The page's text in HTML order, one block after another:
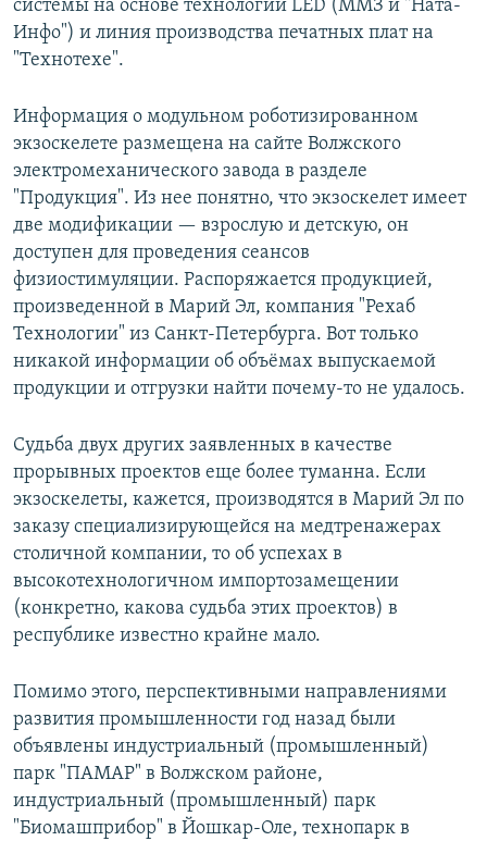
системы на основе технологий LED (ММЗ и "Ната-
Инфо") и линия производства печатных плат на
"Технотехе".
Информация о модульном роботизированном
экзоскелете размещена на сайте Волжского
электромеханического завода в разделе
"Продукция". Из нее понятно, что экзоскелет имеет
две модификации — взрослую и детскую, он
доступен для проведения сеансов
физиостимуляции. Распоряжается продукцией,
произведенной в Марий Эл, компания "Рехаб
Технологии" из Санкт-Петербурга. Вот только
никакой информации об объёмах выпускаемой
продукции и отгрузки найти почему-то не удалось.
Судьба двух других заявленных в качестве
прорывных проектов еще более туманна. Если
экзоскелеты, кажется, производятся в Марий Эл по
заказу специализирующейся на медтренажерах
столичной компании, то об успехах в
высокотехнологичном импортозамещении
(конкретно, какова судьба этих проектов) в
республике известно крайне мало.
Помимо этого, перспективными направлениями
развития промышленности год назад были
объявлены индустриальный (промышленный)
парк "ПАМАР" в Волжском районе,
индустриальный (промышленный) парк
"Биомашприбор" в Йошкар-Оле, технопарк в